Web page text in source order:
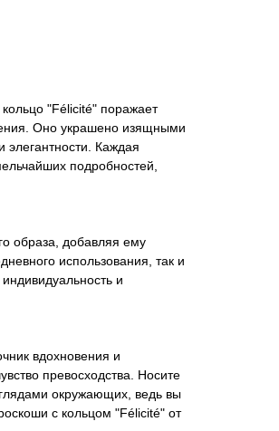
"Félicité" поражает
Оно украшено изящными
элегантности. Каждая
подробностей,
образа, добавляя ему
использования, так и
и
вдохновения и
превосходства. Носите
окружающих, ведь вы
с кольцом "Félicité" от